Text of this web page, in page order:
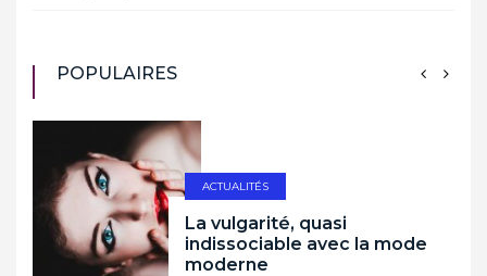
POPULAIRES
ACTUALITÉS
La vulgarité, quasi
indissociable avec la mode
moderne